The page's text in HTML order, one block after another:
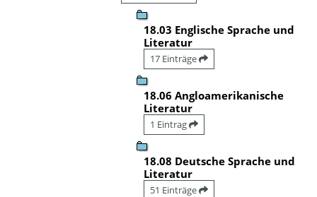
18.03 Englische Sprache und
Literatur
17 Einträge
18.06 Angloamerikanische
Literatur
1 Eintrag
18.08 Deutsche Sprache und
Literatur
51 Einträge